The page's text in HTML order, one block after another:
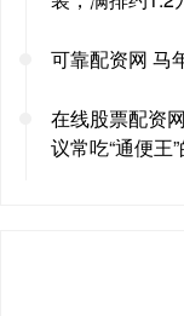
可靠配资网 马
在线股票配资
议常吃“通便王